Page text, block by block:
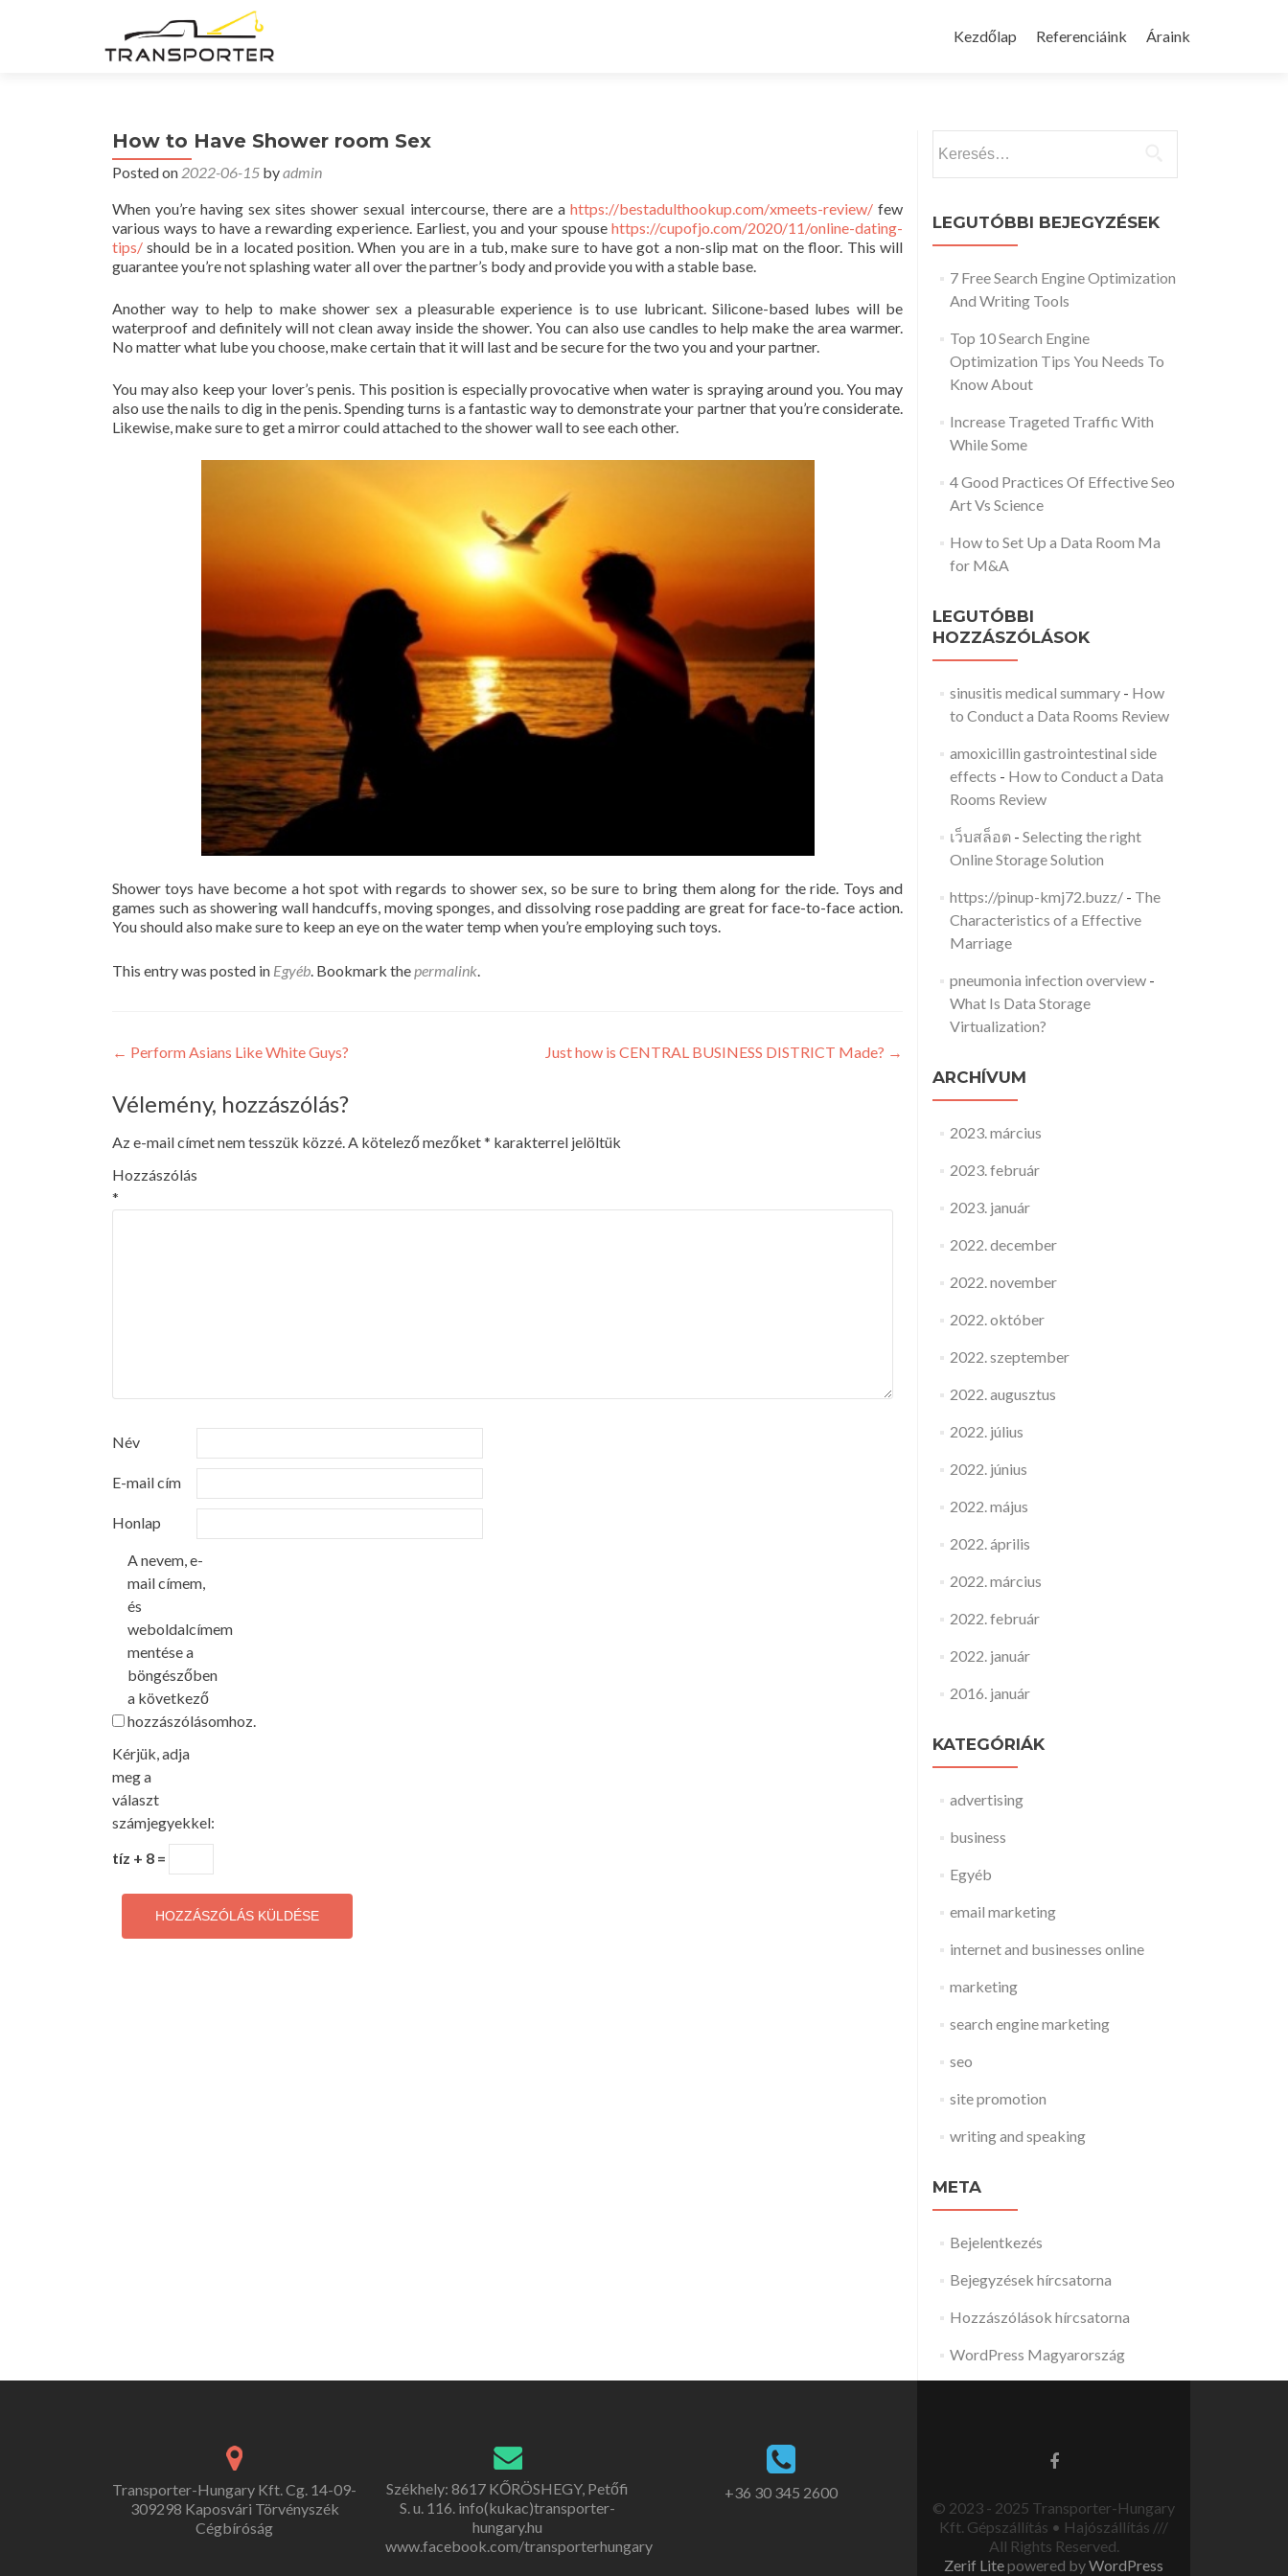
to
Kezdőlap Referenciáink Áraink
How to Have Shower room Sex
Posted on 2022-06-15 byadmin
When you’re having sex sites shower sexual intercourse, there are a https://bestadulthookup.com/xmeets-review/few
various ways to have a rewarding experience. Earliest, you and your spouse https://cupofjo.com/2020/11/online-dating-
tips/ should be in a located position. When you are in a tub, make sure to have got a non-slip mat on the floor. This will
guarantee you’re not splashing water all over the partner’s body and provide you with a stable base.
Another way to help to make shower sex a pleasurable experience is to use lubricant. Silicone-based lubes will be
waterproof and definitely will not clean away inside the shower. You can also use candles to help make the area warmer.
No matter what lube you choose, make certain that it will last and be secure for the two you and your partner.
You may also keep your lover’s penis. This position is especially provocative when water is spraying around you. You may
also use the nails to dig in the penis. Spending turns is a fantastic way to demonstrate your partner that you’re considerate.
Likewise, make sure to get a mirror could attached to the shower wall to see each other.
Shower toys have become a hot spot with regards to shower sex, so be sure to bring them along for the ride. Toys and
games such as showering wall handcuffs, moving sponges, and dissolving rose padding are great for face-to-face action.
You should also make sure to keep an eye on the water temp when you’re employing such toys.
This entry was posted in Egyéb. Bookmark thepermalink.
Post
navigation
← Perform Asians Like White Guys? Just how is CENTRAL BUSINESS DISTRICT Made? →
Vélemény, hozzászólás?
Az e-mail címet nem tesszük közzé.A kötelező mezőket* karakterrel jelöltük
Hozzászólás
*
Név
E-mail cím
Honlap
A nevem, e-
mail címem,
és
weboldalcímem
mentése a
böngészőben
a következő
hozzászólásomhoz.
Kérjük, adja
meg a
választ
számjegyekkel:
tíz + 8 =
LEGUTÓBBI BEJEGYZÉSEK
7 Free Search Engine Optimization
And Writing Tools
Top 10 Search Engine
Optimization Tips You Needs To
Know About
Increase Trageted Traffic With
While Some
4 Good Practices Of Effective Seo
Art Vs Science
How to Set Up a Data Room Ma
for M&A
LEGUTÓBBI
HOZZÁSZÓLÁSOK
sinusitis medical summary- How
to Conduct a Data Rooms Review
amoxicillin gastrointestinal side
effects - How to Conduct a Data
Rooms Review
เว็บสล็อต- Selecting the right
Online Storage Solution
https://pinup-kmj72.buzz/- The
Characteristics of a Effective
Marriage
pneumonia infection overview-
What Is Data Storage
Virtualization?
ARCHÍVUM
2023. március
2023. február
2023. január
2022. december
2022. november
2022. október
2022. szeptember
2022. augusztus
2022. július
2022. június
2022. május
2022. április
2022. március
2022. február
2022. január
2016. január
KATEGÓRIÁK
advertising
business
Egyéb
email marketing
internet and businesses online
marketing
search engine marketing
seo
site promotion
writing and speaking
META
Bejelentkezés
Bejegyzések hírcsatorna
Hozzászólások hírcsatorna
WordPress Magyarország
Transporter-Hungary Kft. Cg. 14-09-
309298 Kaposvári Törvényszék
Cégbíróság
Székhely: 8617 KŐRÖSHEGY, Petőfi
S. u. 116. info(kukac)transporter-
hungary.hu
www.facebook.com/transporterhungary
+36 30 345 2600
© 2023 - 2025 Transporter-Hungary
Kft. Gépszállítás • Hajószállítás ///
All Rights Reserved.
Zerif Litepowered byWordPress